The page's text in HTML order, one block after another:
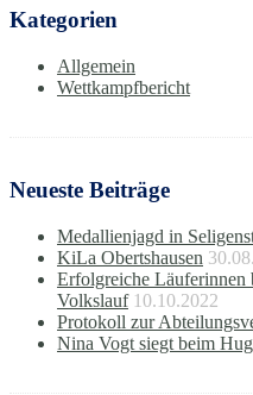
Kategorien
Allgemein
Wettkampfbericht
Neueste Beiträge
Medallienjagd in
KiLa Obertshausen
Erfolgreiche
Volkslauf 10.10.2022
Protokoll zur
Nina Vogt siegt beim